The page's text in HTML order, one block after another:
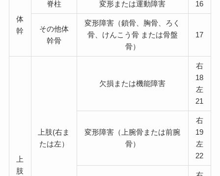
体
幹
脊柱 変形または運動障害 16
その他体
幹骨
変形障害（鎖骨、胸骨、ろく
骨、けんこう骨 または骨盤
骨）
17
上
肢
上肢(右ま
たは左）
欠損または機能障害
右
18
左
21
変形障害（上腕骨または前腕
骨）
右
19
左
22